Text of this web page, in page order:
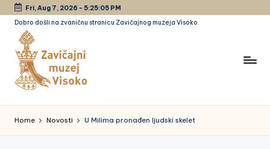
Skip
content
Fri, Aug 7, 2026 - 5:25:05 PM
Dobro došli na zvaničnu stranicu Zavičajnog muzeja Visoko.
a
vi
Home Novosti U Milima pronađen ljudski skelet